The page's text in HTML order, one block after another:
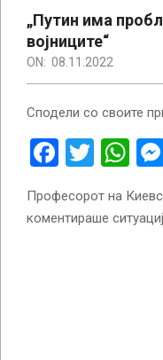
„Путин има
војниците“
ON: 08.11.2022
Сподели со своите
Професорот на
коментираше